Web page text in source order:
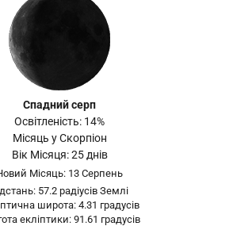
Спадний серп
Освітленість: 14%
Місяць у Скорпіон
Вік Місяця: 25 днів
Місяць: 13 Серпень
57.2 радіусів Землі
широта: 4.31 градусів
екліптики: 91.61 градусів